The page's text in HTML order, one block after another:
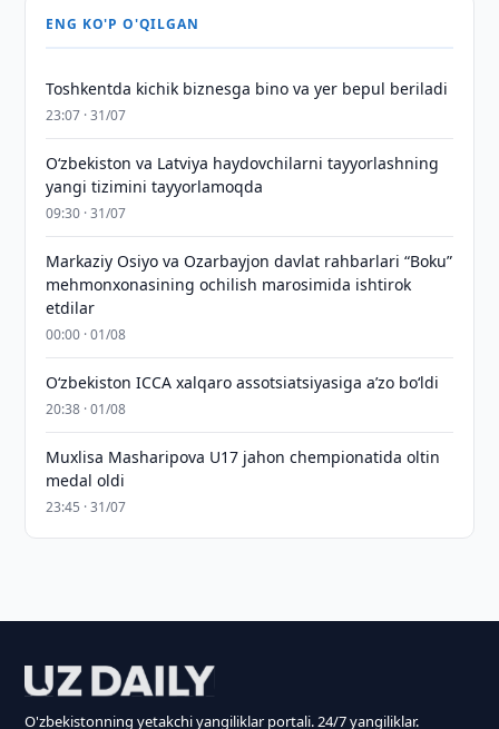
ENG KO'P O'QILGAN
Toshkentda kichik biznesga bino va yer bepul beriladi
23:07 · 31/07
Oʻzbekiston va Latviya haydovchilarni tayyorlashning
yangi tizimini tayyorlamoqda
09:30 · 31/07
Markaziy Osiyo va Ozarbayjon davlat rahbarlari “Boku”
mehmonxonasining ochilish marosimida ishtirok
etdilar
00:00 · 01/08
O‘zbekiston ICCA xalqaro assotsiatsiyasiga aʼzo bo‘ldi
20:38 · 01/08
Muxlisa Masharipova U17 jahon chempionatida oltin
medal oldi
23:45 · 31/07
O'zbekistonning yetakchi yangiliklar portali. 24/7 yangiliklar.